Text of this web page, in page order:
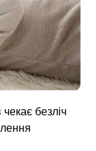
чекає безліч